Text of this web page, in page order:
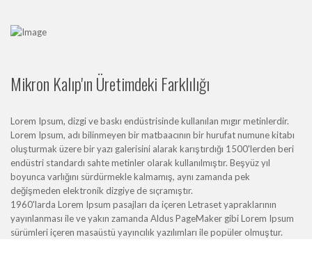
Mikron Kalıp'ın Üretimdeki Farklılığı
Lorem Ipsum, dizgi ve baskı endüstrisinde kullanılan mıgır metinlerdir.
Lorem Ipsum, adı bilinmeyen bir matbaacının bir hurufat numune kitabı
oluşturmak üzere bir yazı galerisini alarak karıştırdığı 1500'lerden beri
endüstri standardı sahte metinler olarak kullanılmıştır. Beşyüz yıl
boyunca varlığını sürdürmekle kalmamış, aynı zamanda pek
değişmeden elektronik dizgiye de sıçramıştır.
1960'larda Lorem Ipsum pasajları da içeren Letraset yapraklarının
yayınlanması ile ve yakın zamanda Aldus PageMaker gibi Lorem Ipsum
sürümleri içeren masaüstü yayıncılık yazılımları ile popüler olmuştur.